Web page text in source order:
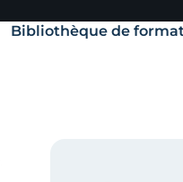
Bibliothèque de